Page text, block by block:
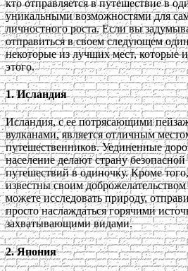
кто отправляется в путешествие в
уникальными возможностями для
личностного роста. Если вы
отправиться в своем следующем
некоторые из лучших мест, которые
этого.
1. Исландия
Исландия, с ее потрясающими
вулканами, является отличным
путешественников. Уединенные
население делают страну
путешествий в одиночку. Кроме
известны своим
можете исследовать природу,
просто наслаждаться горячими
захватывающими видами.
2. Япония